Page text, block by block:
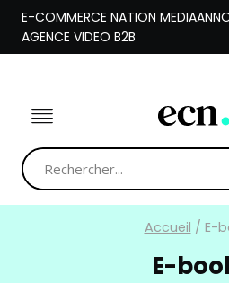
Aller
contenu
E-COMMERCE NATION MEDIA
AGENCE VIDEO B2B
Accueil / E-
E-